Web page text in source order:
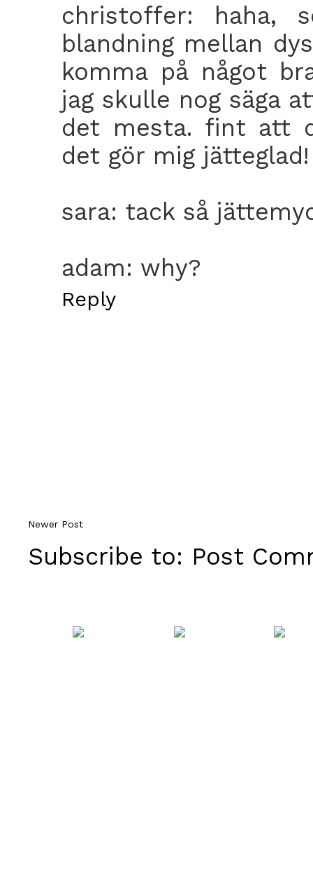
christoffer: haha,
blandning mellan
komma på något
jag skulle nog säga
det mesta. fint att
det gör mig jätteglad!
sara: tack så
adam: why?
Reply
Newer Post
Subscribe to: Post